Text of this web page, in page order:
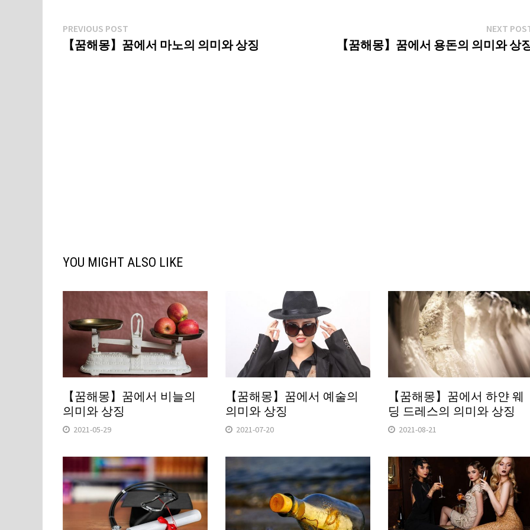
글
탐
PREVIOUS POST
post:
【꿈해몽】꿈에서 마노의 의미와 상징
NEXT
【꿈해몽】꿈에서 용돈의 의미와 상
YOU MIGHT ALSO LIKE
【꿈해몽】꿈에서 비늘의
의미와 상징
2021-05-29
【꿈해몽】꿈에서 예술의
의미와 상징
2021-07-20
【꿈해몽】꿈에서 하얀 웨
딩 드레스의 의미와 상징
2021-08-21